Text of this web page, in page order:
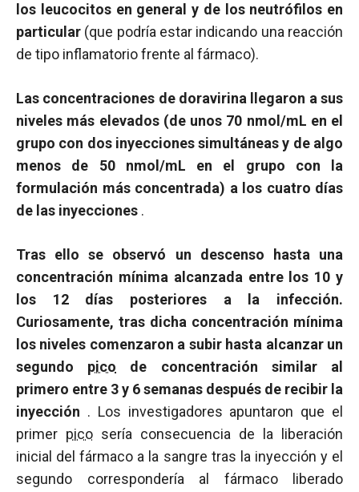
los leucocitos en general y de los neutrófilos en
particular (que podría estar indicando una reacción
de tipo inflamatorio frente al fármaco).
Las concentraciones de doravirina llegaron a sus
niveles más elevados (de unos 70 nmol/mL en el
grupo con dos inyecciones simultáneas y de algo
menos de 50 nmol/mL en el grupo con la
formulación más concentrada) a los cuatro días
de las inyecciones .
Tras ello se observó un descenso hasta una
concentración mínima alcanzada entre los 10 y
los 12 días posteriores a la infección.
Curiosamente, tras dicha concentración mínima
los niveles comenzaron a subir hasta alcanzar un
segundo pico de concentración similar al
primero entre 3 y 6 semanas después de recibir la
inyección . Los investigadores apuntaron que el
primer pico sería consecuencia de la liberación
inicial del fármaco a la sangre tras la inyección y el
segundo correspondería al fármaco liberado